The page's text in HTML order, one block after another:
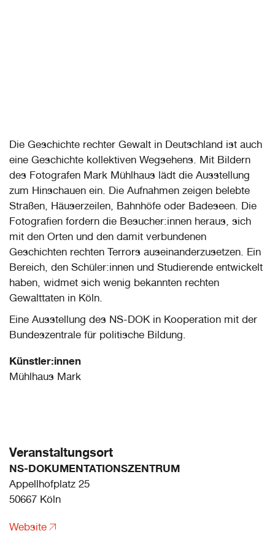
Die Geschichte rechter Gewalt in Deutschland ist auch
eine Geschichte kollektiven Wegsehens. Mit Bildern
des Fotografen Mark Mühlhaus lädt die Ausstellung
zum Hinschauen ein. Die Aufnahmen zeigen belebte
Straßen, Häuserzeilen, Bahnhöfe oder Badeseen. Die
Fotografien fordern die Besucher:innen heraus, sich
mit den Orten und den damit verbundenen
Geschichten rechten Terrors auseinanderzusetzen. Ein
Bereich, den Schüler:innen und Studierende entwickelt
haben, widmet sich wenig bekannten rechten
Gewalttaten in Köln.
Eine Ausstellung des NS-DOK in Kooperation mit der
Bundeszentrale für politische Bildung.
Künstler:innen
Mühlhaus Mark
Veranstaltungsort
NS-DOKUMENTATIONSZENTRUM
Appellhofplatz 25
50667 Köln
Website